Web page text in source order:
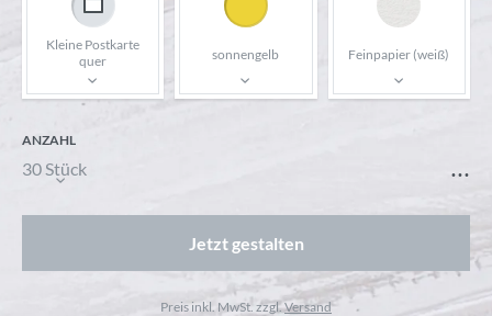
Kleine Postkarte
quer
sonnengelb Feinpapier (weiß)
ANZAHL
30 Stück ...
Jetzt gestalten
Preis inkl. MwSt. zzgl.Versand